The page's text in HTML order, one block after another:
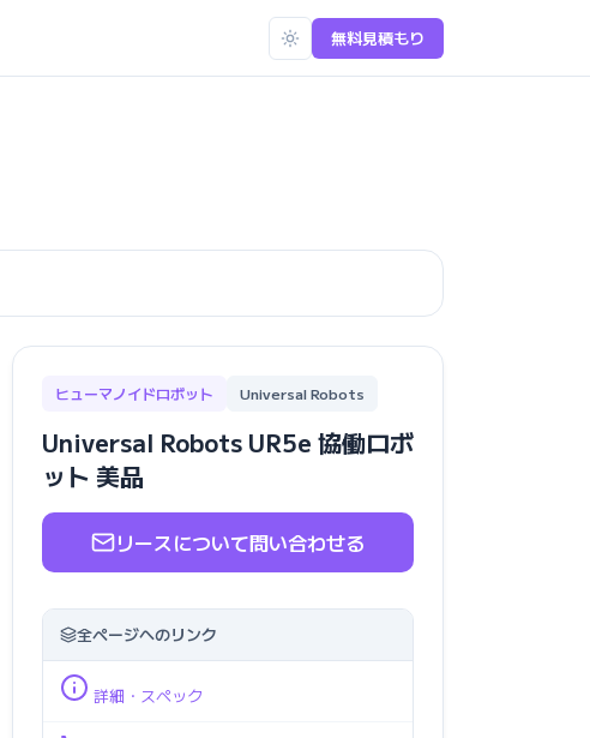
無料見積もり
ヒューマノイドロボット Universal Robots
Universal Robots UR5e 協働ロボ
ット 美品
リースについて問い合わせる
全ページへのリンク
詳細・スペック